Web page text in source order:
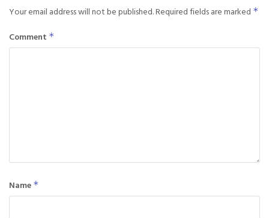
Your email address will not be published.Required fields are marked *
Comment *
Name *